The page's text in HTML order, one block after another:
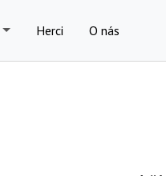
Herci O nás